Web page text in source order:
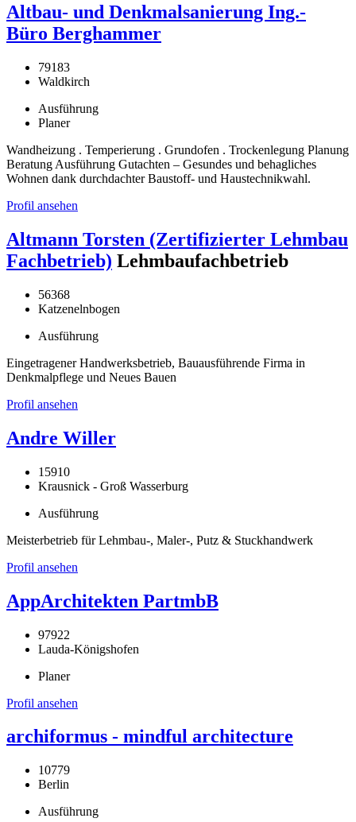
Altbau- und Denkmalsanierung Ing.-
Büro Berghammer
79183
Waldkirch
Ausführung
Planer
Wandheizung . Temperierung . Grundofen . Trockenlegung Planung
Beratung Ausführung Gutachten – Gesundes und behagliches
Wohnen dank durchdachter Baustoff- und Haustechnikwahl.
Profil ansehen
Altmann Torsten (Zertifizierter Lehmbau
Fachbetrieb) Lehmbaufachbetrieb
56368
Katzenelnbogen
Ausführung
Eingetragener Handwerksbetrieb, Bauausführende Firma in
Denkmalpflege und Neues Bauen
Profil ansehen
Andre Willer
15910
Krausnick - Groß Wasserburg
Ausführung
Meisterbetrieb für Lehmbau-, Maler-, Putz & Stuckhandwerk
Profil ansehen
AppArchitekten PartmbB
97922
Lauda-Königshofen
Planer
Profil ansehen
archiformus - mindful architecture
10779
Berlin
Ausführung